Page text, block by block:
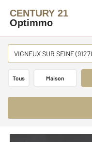
CENTURY 21
Optimmo
VIGNEUX SUR SEINE
Tous Maison